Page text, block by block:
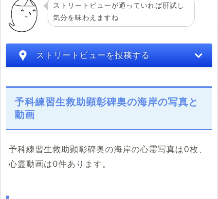
ストリートビューが通っていれば肝試し
気分を味わえますね
ストリートビューを投稿する
予科練習生救助顕彰碑奥の海岸の写真と
動画
予科練習生救助顕彰碑奥の海岸の心霊写真は0枚、
心霊動画は0件あります。